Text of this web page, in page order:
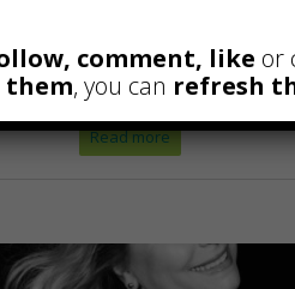
luxury di Milano
in viaggio a Milano, per lavoro o ...
Read more
comment, like or
them, you can refresh